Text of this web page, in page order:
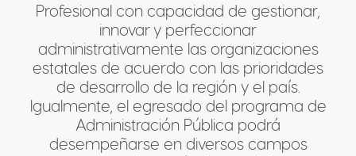
Profesional con capacidad de gestionar,
innovar y perfeccionar
administrativamente las organizaciones
estatales de acuerdo con las prioridades
de desarrollo de la región y el país.
Igualmente, el egresado del programa de
Administración Pública podrá
desempeñarse en diversos campos